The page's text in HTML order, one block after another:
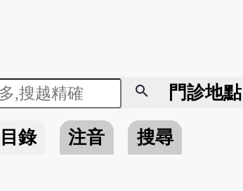
search 門診地點
目錄 注音
搜尋